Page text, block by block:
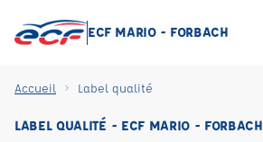
ECF MARIO - FORBACH
Accueil Label qualité
LABEL QUALITÉ - ECF MARIO - FORBACH